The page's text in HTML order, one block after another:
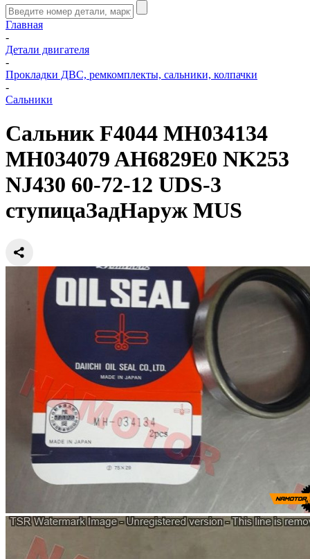
Главная
-
Детали двигателя
-
Прокладки ДВС, ремкомплекты, сальники, колпачки
-
Сальники
Сальник F4044 MH034134
MH034079 AH6829E0 NK253
NJ430 60-72-12 UDS-3
ступицаЗадНаруж MUS